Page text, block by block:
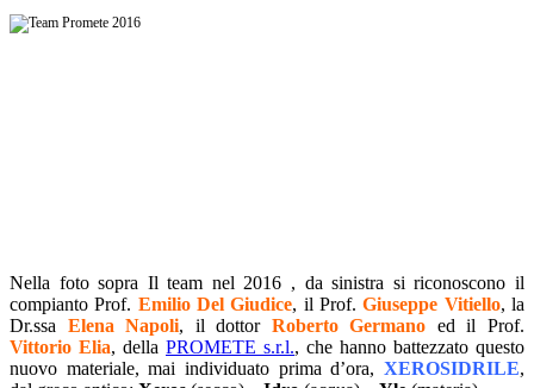
Nella foto sopra Il team nel 2016 , da sinistra si riconoscono il
compianto Prof. Emilio Del Giudice, il Prof.Giuseppe Vitiello, la
Dr.ssa Elena Napoli, il dottor Roberto Germano ed il Prof.
Vittorio Elia, della PROMETE s.r.l., che hanno battezzato questo
nuovo materiale, mai individuato prima d’ora, XEROSIDRILE,